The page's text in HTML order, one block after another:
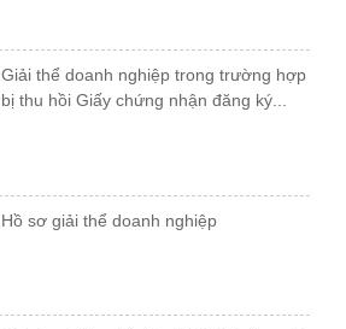
Giải thể doanh nghiệp trong trường hợp
bị thu hồi Giấy chứng nhận đăng ký...
Hồ sơ giải thể doanh nghiệp